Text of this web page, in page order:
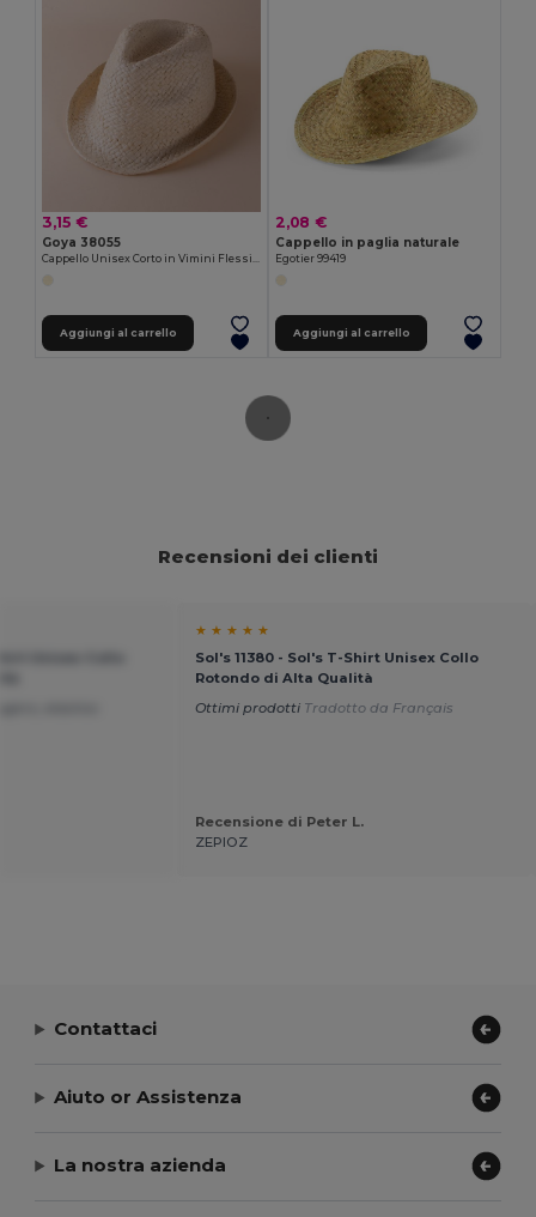
3,15 €
Goya 38055
Cappello Unisex Corto in Vimini Flessibile MADEIRA
Aggiungi al carrello
2,08 €
Cappello in paglia naturale
Egotier 99419
Aggiungi al carrello
Recensioni dei clienti
★ ★ ★ ★ ★
Sol's 11380 - Sol's T-Shirt Unisex Collo
Rotondo di Alta Qualità
Ottimi prodotti Tradotto da Français
Recensione di Peter L.
ZEPIOZ
Contattaci
Aiuto or Assistenza
La nostra azienda